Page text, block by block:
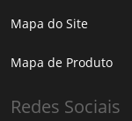
Mapa do Site
Mapa de Produto
Redes Sociais